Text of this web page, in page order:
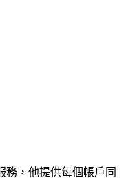
務，他提供每個帳戶同